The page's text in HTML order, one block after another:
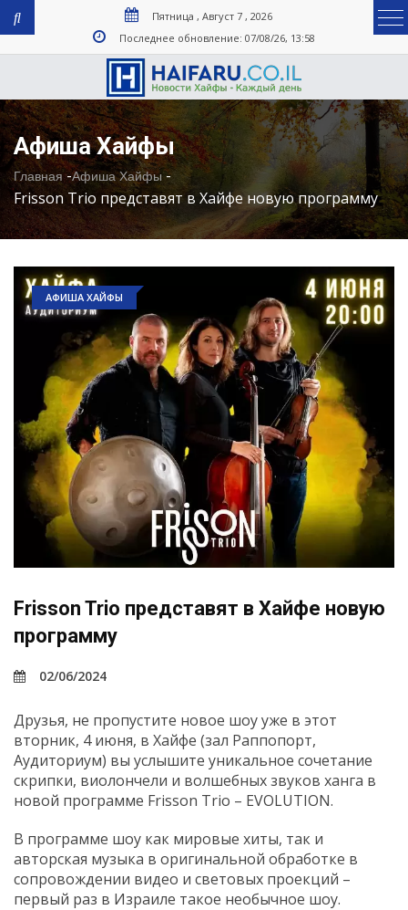
Пятница , Август 7 , 2026
Последнее обновление: 07/08/26, 13:58
Афиша Хайфы
Главная-Афиша Хайфы-
Frisson Trio представят в Хайфе новую программу
АФИША ХАЙФЫ
Frisson Trio представят в Хайфе новую
программу
02/06/2024
Друзья, не пропустите новое шоу уже в этот
вторник, 4 июня, в Хайфе (зал Раппопорт,
Аудиториум) вы услышите уникальное сочетание
скрипки, виолончели и волшебных звуков ханга в
новой программе Frisson Trio – EVOLUTION.
В программе шоу как мировые хиты, так и
авторская музыка в оригинальной обработке в
сопровождении видео и световых проекций –
первый раз в Израиле такое необычное шоу.